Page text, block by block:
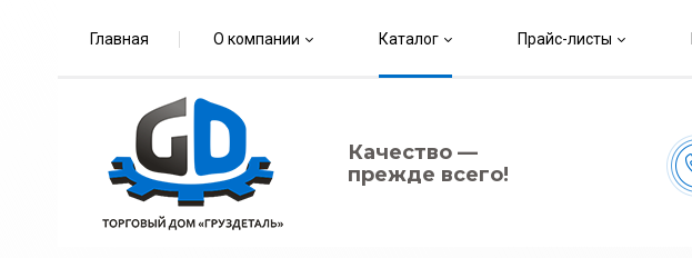
Главная О компании Каталог Прайс-листы
Качество —
прежде всего!